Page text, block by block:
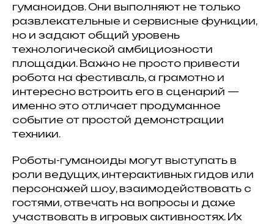
гуманоидов. Они выполняют не только
развлекательные и сервисные функции,
но и задают общий уровень
технологической амбициозности
площадки. Важно не просто привести
робота на фестиваль, а грамотно и
интересно встроить его в сценарий —
именно это отличает продуманное
событие от простой демонстрации
техники.
Роботы-гуманоиды могут выступать в
роли ведущих, интерактивных гидов или
персонажей шоу, взаимодействовать с
гостями, отвечать на вопросы и даже
участвовать в игровых активностях. Их